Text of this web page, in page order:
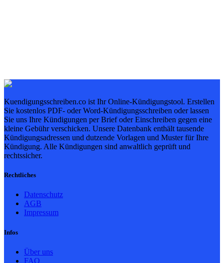
Kuendigungsschreiben.co ist Ihr Online-Kündigungstool. Erstellen
Sie kostenlos PDF- oder Word-Kündigungsschreiben oder lassen
Sie uns Ihre Kündigungen per Brief oder Einschreiben gegen eine
kleine Gebühr verschicken. Unsere Datenbank enthält tausende
Kündigungsadressen und dutzende Vorlagen und Muster für Ihre
Kündigung. Alle Kündigungen sind anwaltlich geprüft und
rechtssicher.
Rechtliches
Datenschutz
AGB
Impressum
Infos
Über uns
FAQ